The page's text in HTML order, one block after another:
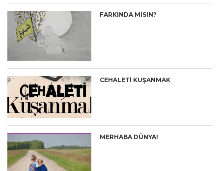
FARKINDA MISIN?
CEHALETİ KUŞANMAK
MERHABA DÜNYA!